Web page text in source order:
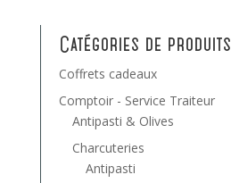
Catégories de produits
Coffrets cadeaux
Comptoir - Service Traiteur
Antipasti & Olives
Charcuteries
Antipasti